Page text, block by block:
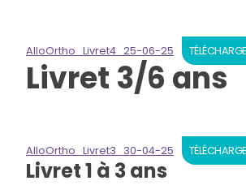
AlloOrtho_Livret4_25-06-25
Livret 3/6 ans
AlloOrtho_Livret3_30-04-25
Livret 1 à 3 ans